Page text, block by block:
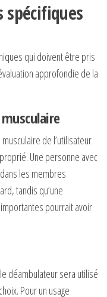
spécifiques
qui doivent être pris
approfondie de la
de l’utilisateur
Une personne avec
les membres
tandis qu’une
pourrait avoir
déambulateur sera utilisé
Pour un usage